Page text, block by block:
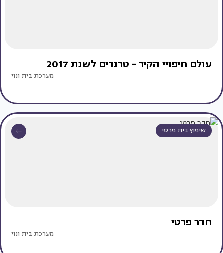
עולם חיפויי הקיר - טרנדים לשנת 2017
מערכת בית ונוי
שיפוץ בית פרטי
חדר פרטי
מערכת בית ונוי